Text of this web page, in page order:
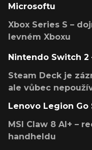
Microsoftu
Xbox Series S –
levném Xboxu
Nintendo Switch 2
Steam Deck je
ale vůbec
Lenovo Legion Go
MSI Claw 8 AI+ –
handheldu